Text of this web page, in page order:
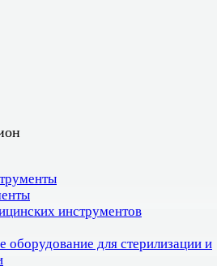
инструментов
оборудование для стерилизации и